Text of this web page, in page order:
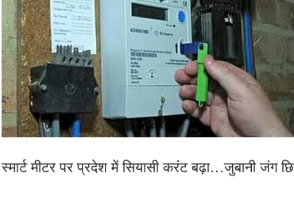
स्मार्ट मीटर पर प्रदेश में सियासी करंट बढ़ा…जुबानी जंग